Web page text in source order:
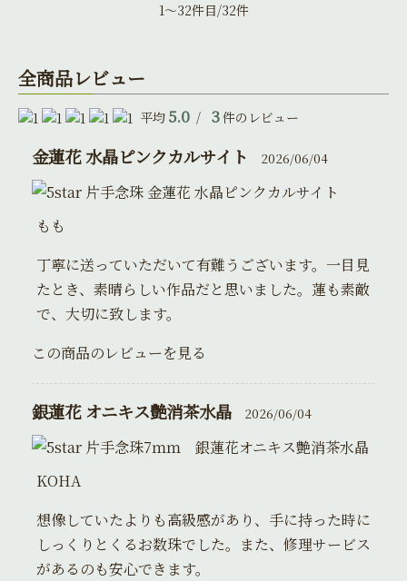
1～32件目/32件
全商品レビュー
平均 5.0 / 3件のレビュー
金蓮花 水晶ピンクカルサイト 2026/06/04
片手念珠 金蓮花 水晶ピンクカルサイト
もも
丁寧に送っていただいて有難うございます。一目見
たとき、素晴らしい作品だと思いました。蓮も素敵
で、大切に致します。
この商品のレビューを見る
銀蓮花 オニキス艶消茶水晶 2026/06/04
片手念珠7ｍｍ 銀蓮花オニキス艶消茶水晶
KOHA
想像していたよりも高級感があり、手に持った時に
しっくりとくるお数珠でした。また、修理サービス
があるのも安心できます。